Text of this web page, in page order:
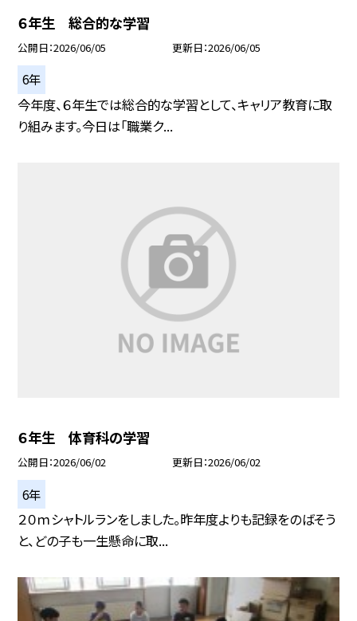
６年生 総合的な学習
公開日 2026/06/05 更新日 2026/06/05
6年
今年度、６年生では総合的な学習として、キャリア教育に取
り組みます。今日は「職業ク...
６年生 体育科の学習
公開日 2026/06/02 更新日 2026/06/02
6年
２０ｍシャトルランをしました。昨年度よりも記録をのばそう
と、どの子も一生懸命に取...